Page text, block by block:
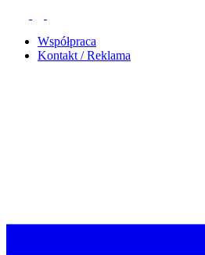
Współpraca
Kontakt / Reklama